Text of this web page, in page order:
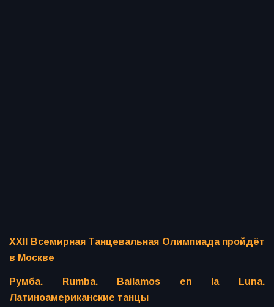
XXII Всемирная Танцевальная Олимпиада пройдёт
в Москве
Румба. Rumba. Bailamos en la Luna.
Латиноамериканские танцы